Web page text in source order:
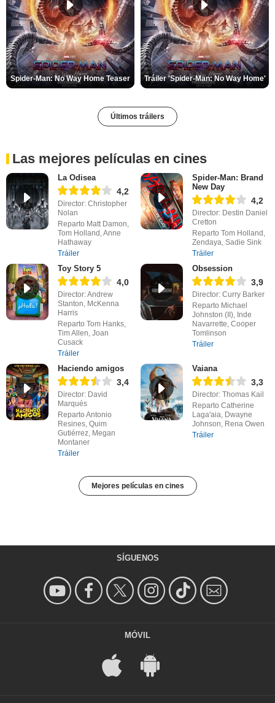
Spider-Man: No Way Home Teaser Tráiler 'Spider-Man: No Way Home'
Últimos tráilers
Las mejores películas en cines
La Odisea
4,2
Director: Christopher
Nolan
Reparto Matt Damon,
Tom Holland, Anne
Hathaway
Tráiler
Spider-Man: Brand
New Day
4,2
Director: Destin Daniel
Cretton
Reparto Tom Holland,
Zendaya, Sadie Sink
Tráiler
Toy Story 5
4,0
Director: Andrew
Stanton, McKenna
Harris
Reparto Tom Hanks,
Tim Allen, Joan
Cusack
Tráiler
Obsession
3,9
Director: Curry Barker
Reparto Michael
Johnston (II), Inde
Navarrette, Cooper
Tomlinson
Tráiler
Haciendo amigos
3,4
Director: David
Marqués
Reparto Antonio
Resines, Quim
Gutiérrez, Megan
Montaner
Tráiler
Vaiana
3,3
Director: Thomas Kail
Reparto Catherine
Laga'aia, Dwayne
Johnson, Rena Owen
Tráiler
Mejores películas en cines
SÍGUENOS
MÓVIL